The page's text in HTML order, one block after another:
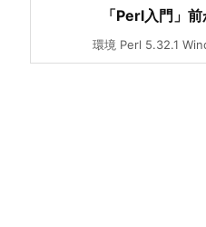
「Perl入門」
環境 Perl 5.32.1